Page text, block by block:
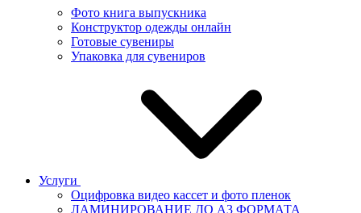
Фото книга выпускника
Конструктор одежды онлайн
Готовые сувениры
Упаковка для сувениров
Услуги
Оцифровка видео кассет и фото пленок
ЛАМИНИРОВАНИЕ ДО А3 ФОРМАТА